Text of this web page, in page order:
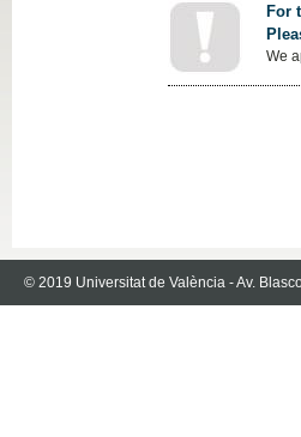
For
We
© 2019 Universitat de València - Av.